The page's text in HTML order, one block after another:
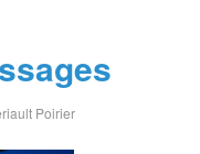
Poirier